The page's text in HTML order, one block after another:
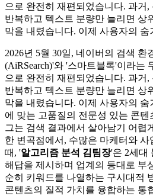
으로 완전히 재편되었습니다. 과거
반복하고 텍스트 분량만 늘리면 상
막을 내렸습니다. 이제 사용자의 숨
2026년 5월 30일, 네이버의 검색 환
(AiRSearch)'와 '스마트블록'이라는
으로 완전히 재편되었습니다. 과거
반복하고 텍스트 분량만 늘리면 상
막을 내렸습니다. 이제 사용자의 숨
에 맞는 고품질의 전문성 있는 콘
그는 검색 결과에서 살아남기 어렵
한 변곡점에서, 수많은 마케터와
때, '알고리즘 분석 김팀장'은 2세대
해답을 제시하며 업계의 등대로 부
순히 키워드를 나열하는 구시대적
콘텐츠의 질적 가치를 융합하는 통